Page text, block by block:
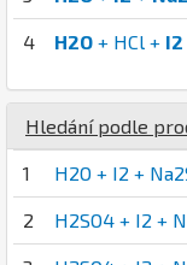
4 H2O + HCl + I2
Hledání podle
1 H2O + I2 +
2 H2SO4 + I2 +